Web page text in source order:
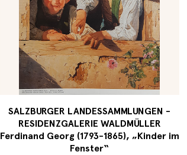
SALZBURGER LANDESSAMMLUNGEN -
RESIDENZGALERIE WALDMÜLLER
Ferdinand Georg (1793-1865), „Kinder im
Fenster“